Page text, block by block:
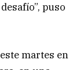
puso
martes en